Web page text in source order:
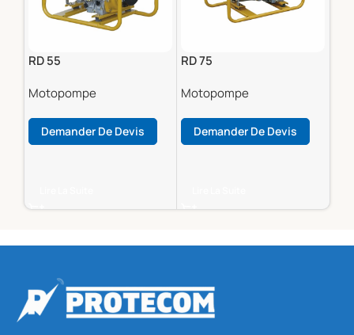
RD 55
Motopompe
Demander De Devis
RD 75
Motopompe
Demander De Devis